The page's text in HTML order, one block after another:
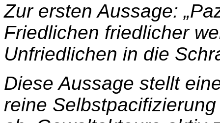
Zur ersten Aussage:
Friedlichen friedlicher
Unfriedlichen in die
Diese Aussage stellt
reine